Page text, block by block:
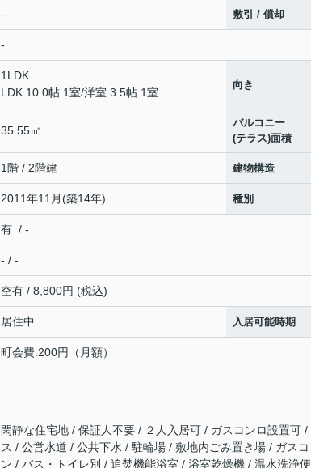
- 敷引 / 償却
-
1LDK
LDK 10.0帖 1室/洋室 3.5帖 1室
向き
35.55㎡
バルコニー
(テラス)面積
1階 / 2階建 建物構造
2011年11月(築14年) 種別
有 / -
- / -
空有 / 8,800円 (税込)
居住中 入居可能時期
町会費:200円（月額）
閑静な住宅地 / 保証人不要 / ２人入居可 / ガスコンロ設置可
ス / 公営水道 / 公共下水 / 駐輪場 / 敷地内ごみ置き場 / ガス
ン / バス・トイレ別 / 追焚機能浴室 / 浴室乾燥機 / 温水洗浄